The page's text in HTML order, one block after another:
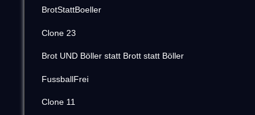
BrotStattBoeller
Clone 23
Brot UND Böller statt Brott statt Böller
FussballFrei
Clone 11